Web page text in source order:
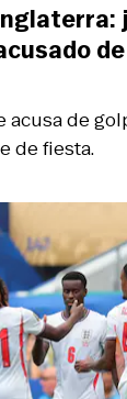
de
de fiesta.